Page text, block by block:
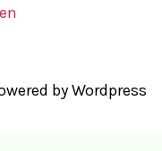
by Wordpress